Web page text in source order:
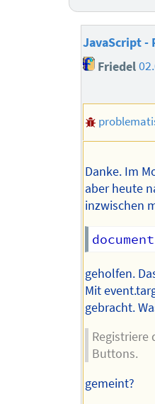
JavaScript -
Friedel
Danke. Im
aber heute
inzwischen
document
geholfen.
Mit
gebracht.
Registriere
Buttons.
gemeint?